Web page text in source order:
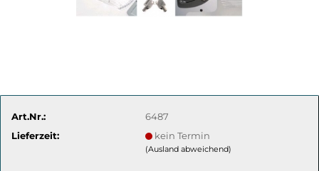
Art.Nr.:
6487
Lieferzeit:
kein Termin
(Ausland abweichend)